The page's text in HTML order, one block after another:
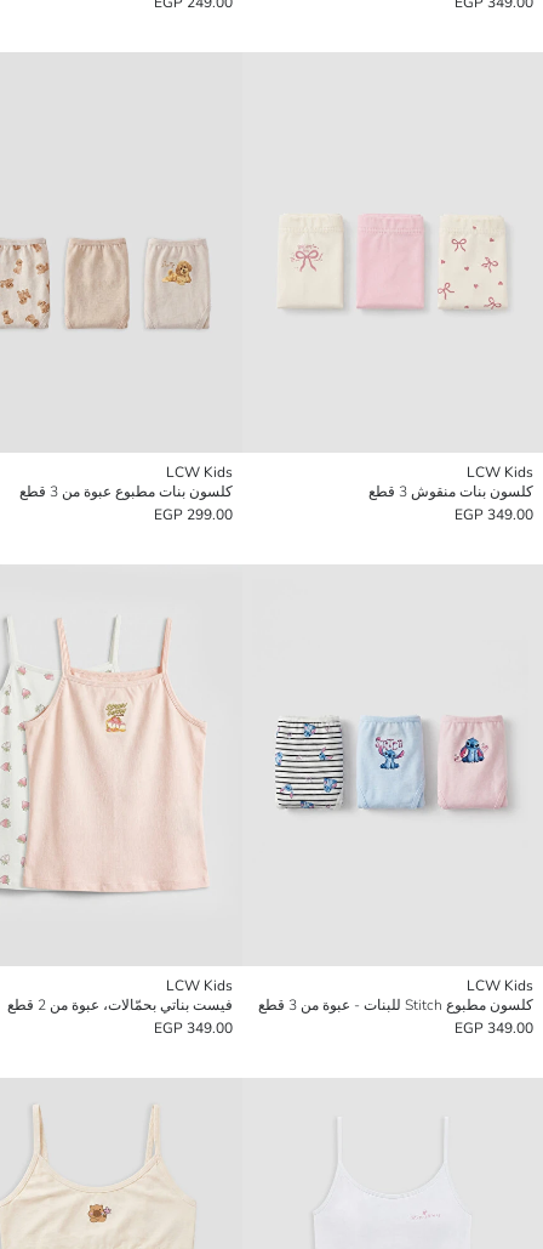
LCW Kids
كلسون بنات منقوش 3 قطع
349.00 EGP
LCW Kids
كلسون بنات مطبوع عبوة من 3 قطع
299.00 EGP
LCW Kids
كلسون مطبوع Stitch للبنات - عبوة من 3 قطع
349.00 EGP
LCW Kids
فيست بناتي بحمّالات، عبوة من 2 قطع
349.00 EGP